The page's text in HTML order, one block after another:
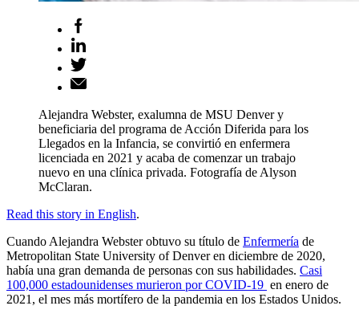
Alejandra Webster, exalumna de MSU Denver y
beneficiaria del programa de Acción Diferida para los
Llegados en la Infancia, se convirtió en enfermera
licenciada en 2021 y acaba de comenzar un trabajo
nuevo en una clínica privada. Fotografía de Alyson
McClaran.
Read this story in English.
Cuando Alejandra Webster obtuvo su título de Enfermería de
Metropolitan State University of Denver en diciembre de 2020,
había una gran demanda de personas con sus habilidades. Casi
100,000 estadounidenses murieron por COVID-19 en enero de
2021, el mes más mortífero de la pandemia en los Estados Unidos.